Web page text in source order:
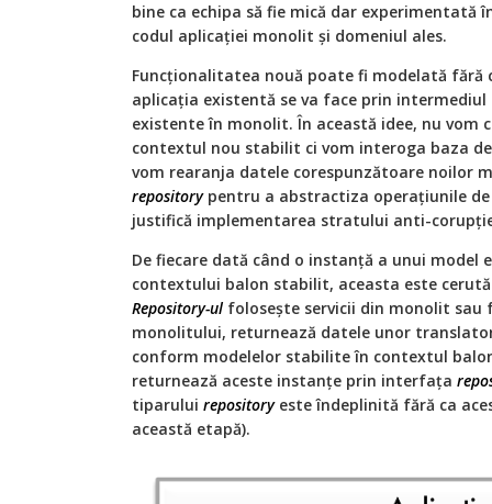
bine ca echipa să fie mică dar experimentată
codul aplicației monolit și domeniul ales.
Funcționalitatea nouă poate fi modelată
aplicația existentă se va face prin intermediul
existente în monolit. În această idee, nu vom
contextul nou stabilit ci vom interoga baza
vom rearanja datele corespunzătoare noilor
repositorypentru a abstractiza operațiunile de
justifică implementarea stratului anti-
De fiecare dată când o instanță a unui model
contextului balon stabilit, aceasta este
Repository-ul folosește servicii din monolit
monolitului, returnează datele unor
conform modelelor stabilite în contextul
returnează aceste instanțe prin interfața
tiparului repositoryeste îndeplinită fără ca
această etapă).